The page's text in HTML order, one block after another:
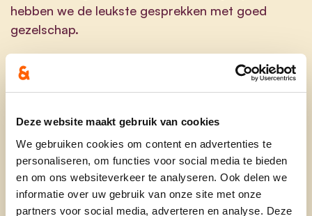
Deze website maakt gebruik van cookies
We gebruiken cookies om content en advertenties te
personaliseren, om functies voor social media te bieden
en om ons websiteverkeer te analyseren. Ook delen we
informatie over uw gebruik van onze site met onze
partners voor social media, adverteren en analyse. Deze
hebben we de leukste gesprekken met goed
gezelschap.
Schrijf jehierin.
Of je nu komt voor de gezellige babbels, de
welkom! Kom langs, deel een maaltijd, en breng
vooral ook je familie en vrienden mee. Wie zegt er
nu nee tegen een middag vol gezelligheid en
lekker eten?
Datum: Zondag 5 oktober